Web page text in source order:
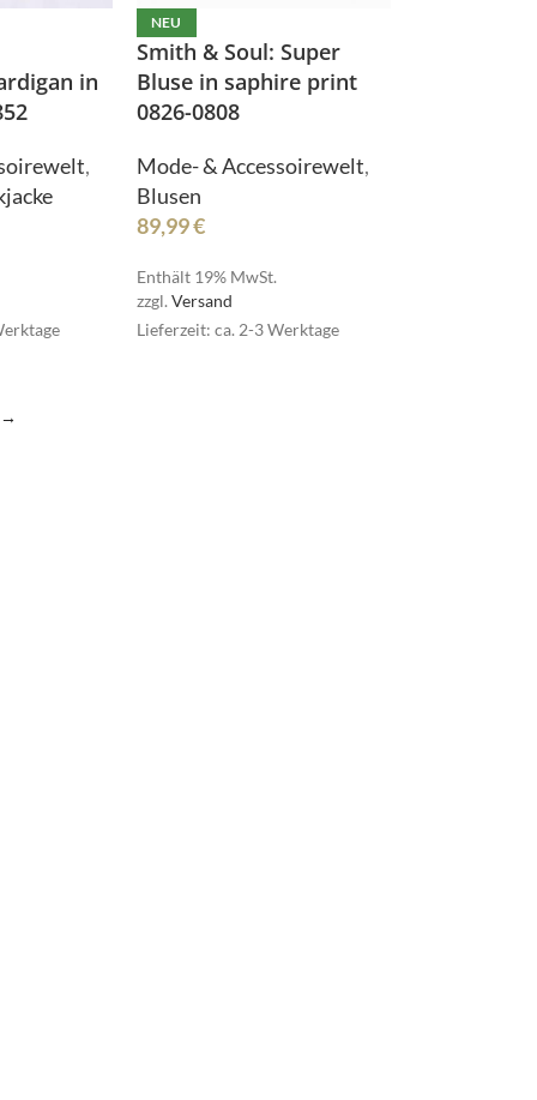
NOAH in
,
NEU
Smith & Soul: Super
Bluse in saphire print
0826-0808
Mode- & Accessoirewelt,
Blusen
89,99€
Enthält 19% MwSt.
zzgl. Versand
Lieferzeit: ca. 2-3 Werktage
→